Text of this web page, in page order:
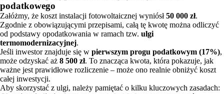
podatkowego
Załóżmy, że koszt instalacji fotowoltaicznej wyniósł50 000 zł.
Zgodnie z obowiązującymi przepisami, całą tę kwotę można odliczyć
od podstawy opodatkowania w ramach tzw. ulgi
termomodernizacyjnej.
Jeśli inwestor znajduje się w pierwszym progu podatkowym (17%),
może odzyskać aż 8 500 zł. To znacząca kwota, która pokazuje, jak
ważne jest prawidłowe rozliczenie – może ono realnie obniżyć koszt
całej inwestycji.
Aby skorzystać z ulgi, należy pamiętać o kilku kluczowych zasadach: